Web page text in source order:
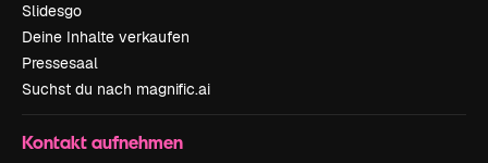
Slidesgo
Deine Inhalte verkaufen
Pressesaal
Suchst du nach magnific.ai
Kontakt aufnehmen